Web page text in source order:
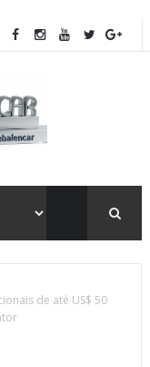
de até US$ 50